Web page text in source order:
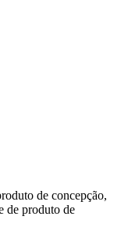
de concepção,
de produto de